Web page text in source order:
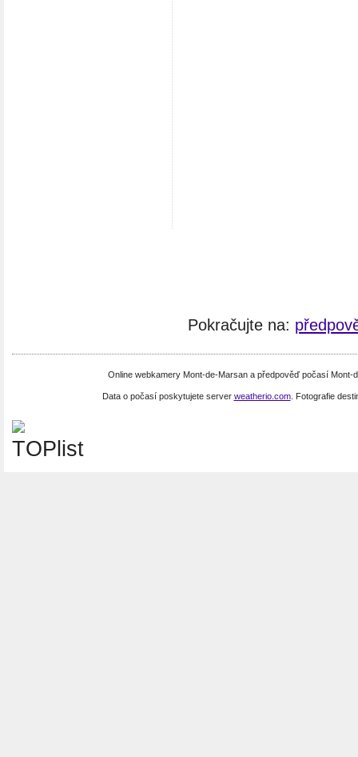
Pokračujte na:
Online webkamery Mont-de-Marsan a předpověď počasí
Data o počasí poskytujete server weatherio.com. Fotografie